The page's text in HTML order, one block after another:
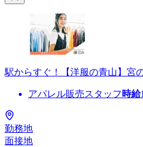
駅からすぐ！【洋服の青山】宮
アパレル販売スタッフ 時給
勤務地
面接地